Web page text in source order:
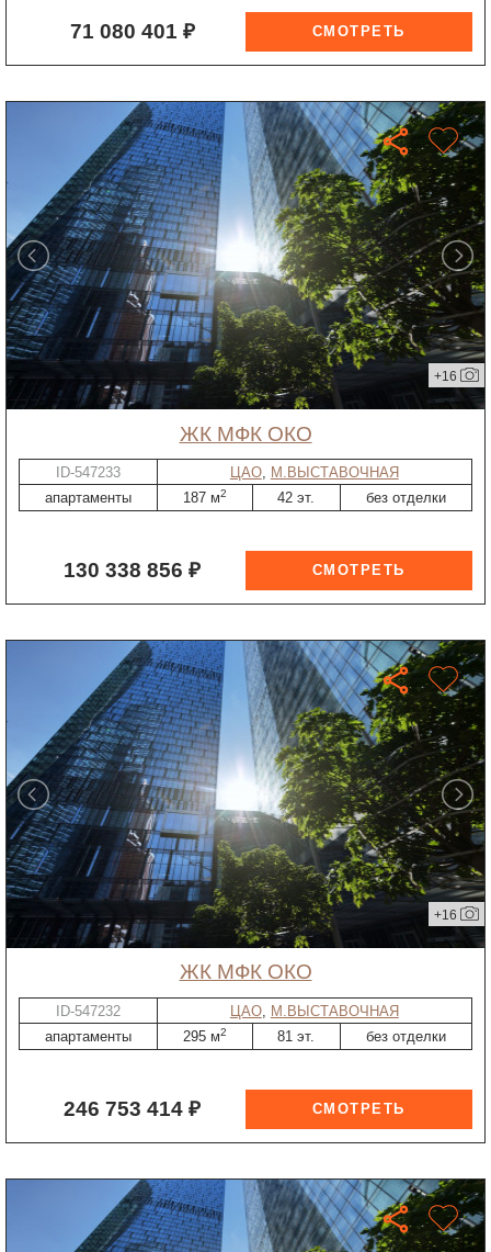
71 080 401 ₽
+16
ЖК МФК ОКО
ID-547233 ЦАО, М.ВЫСТАВОЧНАЯ
апартаменты
187 м2 42 эт. без отделки
130 338 856 ₽
+16
ЖК МФК ОКО
ID-547232 ЦАО, М.ВЫСТАВОЧНАЯ
апартаменты
295 м2 81 эт. без отделки
246 753 414 ₽